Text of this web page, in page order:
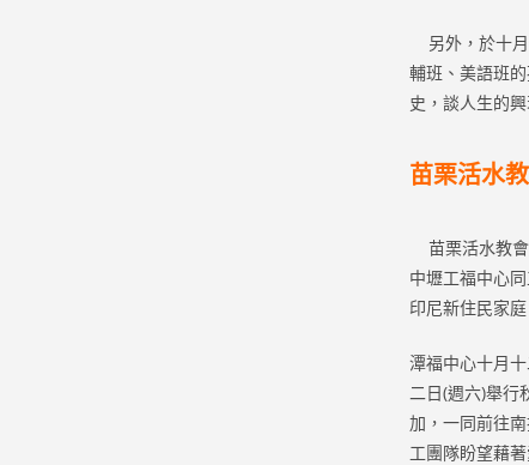
另外，於十月
輔班、美語班
史，談人生的
苗栗活水
苗栗活水教會
中壢工福中心
印尼新住民家
潭福中心十月
二日(週六)舉行
加，一同前往
工團隊盼